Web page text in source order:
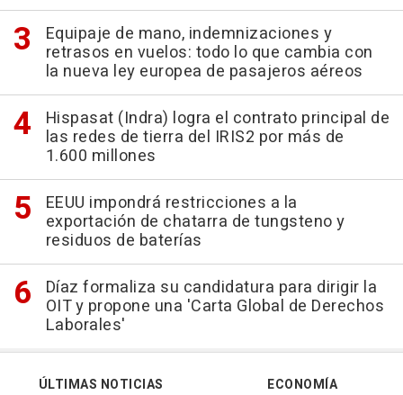
Equipaje de mano, indemnizaciones y
retrasos en vuelos: todo lo que cambia con
la nueva ley europea de pasajeros aéreos
Hispasat (Indra) logra el contrato principal de
las redes de tierra del IRIS2 por más de
1.600 millones
EEUU impondrá restricciones a la
exportación de chatarra de tungsteno y
residuos de baterías
Díaz formaliza su candidatura para dirigir la
OIT y propone una 'Carta Global de Derechos
Laborales'
ÚLTIMAS NOTICIAS
ECONOMÍA